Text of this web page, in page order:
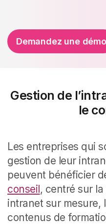
Demandez une démo
Gestion de
le
Les entreprises qui
gestion de leur
peuvent bénéficier
conseil, centré sur la
intranet sur mesure,
contenus de